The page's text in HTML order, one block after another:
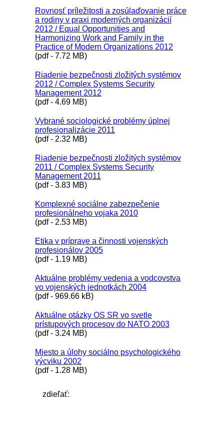
Rovnosť príležitosti a zosúlaďovanie práce
a rodiny v praxi moderných organizácií
2012 / Equal Opportunities and
Harmonizing Work and Family in the
Practice of Modern Organizations 2012
(pdf - 7.72 MB)
Riadenie bezpečnosti zložitých systémov
2012 / Complex Systems Security
Management 2012
(pdf - 4.69 MB)
Vybrané sociologické problémy úplnej
profesionalizácie 2011
(pdf - 2.32 MB)
Riadenie bezpečnosti zložitých systémov
2011 / Complex Systems Security
Management 2011
(pdf - 3.83 MB)
Komplexné sociálne zabezpečenie
profesionálneho vojaka 2010
(pdf - 2.53 MB)
Etika v príprave a činnosti vojenských
profesionálov 2005
(pdf - 1.19 MB)
Aktuálne problémy vedenia a vodcovstva
vo vojenských jednotkách 2004
(pdf - 969.66 kB)
Aktuálne otázky OS SR vo svetle
prístupových procesov do NATO 2003
(pdf - 3.24 MB)
Miesto a úlohy sociálno psychologického
výcviku 2002
(pdf - 1.28 MB)
zdieľať: